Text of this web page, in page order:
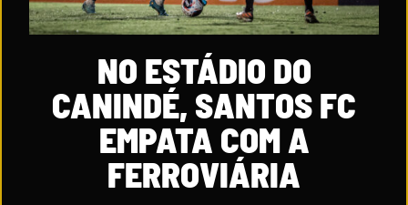
NO ESTÁDIO DO
CANINDÉ, SANTOS FC
EMPATA COM A
FERROVIÁRIA